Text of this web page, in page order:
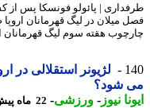
| پائولو فونسکا پس از کسب
میلان در لیگ قهرمانان اروپا
هقته سوم لیگ قهرمانان
لژیونر استقلالی در
شود؟
نیوز-ورزشی-22 ماه پیش - چهارشنبه 2 آبان 1403، 00:47